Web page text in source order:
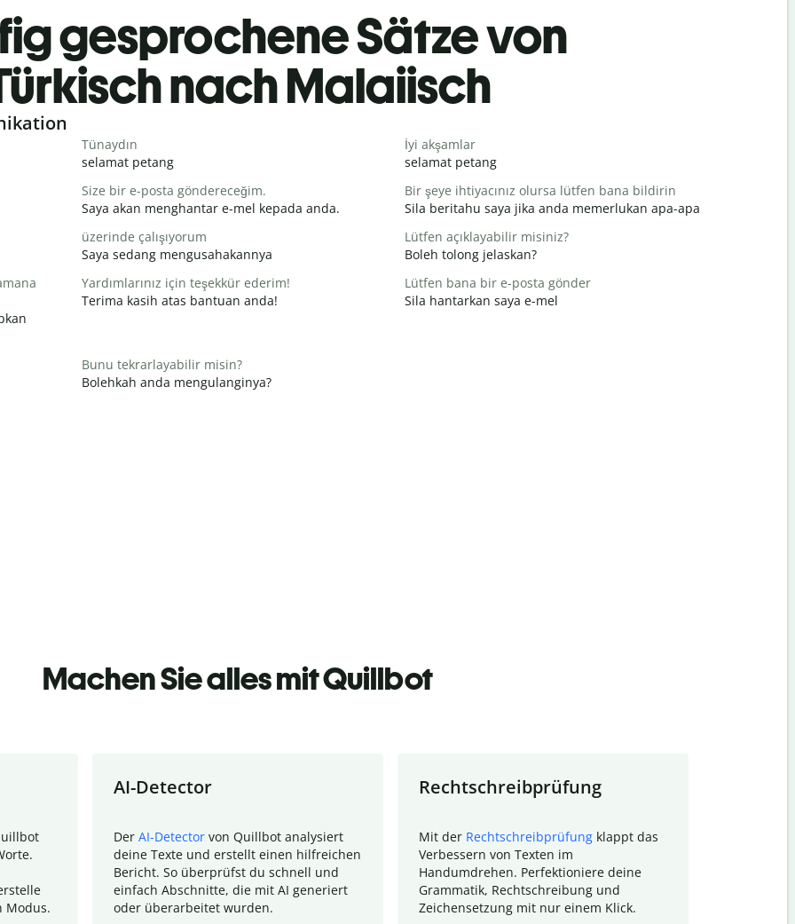
gesprochene Sätze von
nach Malaiisch
Tünaydın
selamat petang
İyi akşamlar
selamat petang
Size bir e-posta göndereceğim.
Saya akan menghantar e-mel kepada anda.
Bir şeye ihtiyacınız olursa lütfen bana bildirin
Sila beritahu saya jika anda memerlukan apa-apa
üzerinde çalışıyorum
Saya sedang mengusahakannya
Lütfen açıklayabilir misiniz?
Boleh tolong jelaskan?
Yardımlarınız için teşekkür ederim!
Terima kasih atas bantuan anda!
Lütfen bana bir e-posta gönder
Sila hantarkan saya e-mel
Bunu tekrarlayabilir misin?
Bolehkah anda mengulanginya?
Machen Sie alles mit Quillbot
Modus.
AI-Detector
Der AI-Detector von Quillbot analysiert
deine Texte und erstellt einen hilfreichen
Bericht. So überprüfst du schnell und
einfach Abschnitte, die mit AI generiert
oder überarbeitet wurden.
Rechtschreibprüfung
Mit der Rechtschreibprüfung klappt das
Verbessern von Texten im
Handumdrehen. Perfektioniere deine
Grammatik, Rechtschreibung und
Zeichensetzung mit nur einem Klick.